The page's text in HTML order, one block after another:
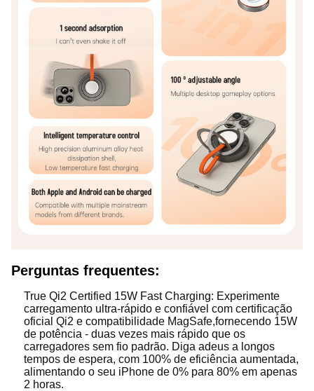
Perguntas frequentes:
True Qi2 Certified 15W Fast Charging: Experimente
carregamento ultra-rápido e confiável com certificação
oficial Qi2 e compatibilidade MagSafe,fornecendo 15W
de potência - duas vezes mais rápido que os
carregadores sem fio padrão. Diga adeus a longos
tempos de espera, com 100% de eficiência aumentada,
alimentando o seu iPhone de 0% para 80% em apenas
2 horas.